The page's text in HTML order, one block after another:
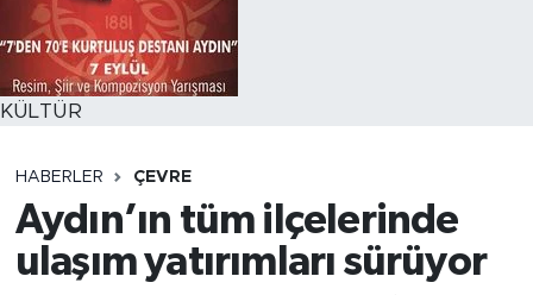
KÜLTÜR
HABERLER ÇEVRE
Aydın’ın tüm ilçelerinde
ulaşım yatırımları sürüyor